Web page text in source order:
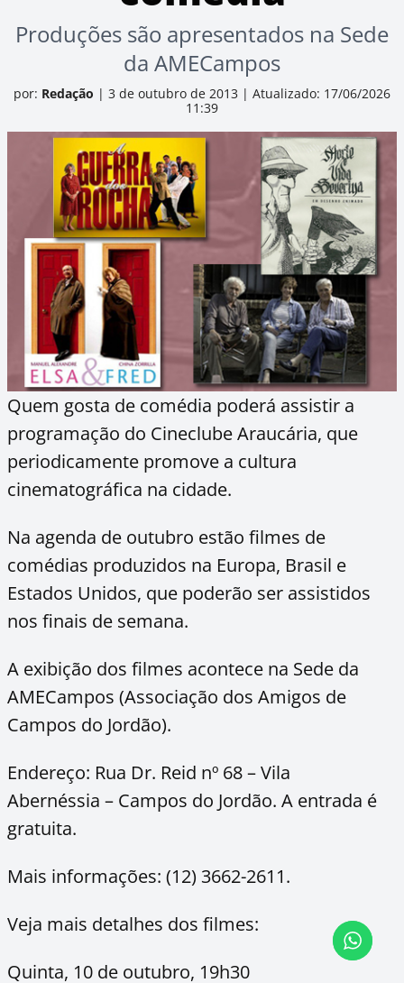
Produções são apresentados na Sede
da AMECampos
por: Redação | 3 de outubro de 2013 | Atualizado: 17/06/2026
11:39
Quem gosta de comédia poderá assistir a
programação do Cineclube Araucária, que
periodicamente promove a cultura
cinematográfica na cidade.
Na agenda de outubro estão filmes de
comédias produzidos na Europa, Brasil e
Estados Unidos, que poderão ser assistidos
nos finais de semana.
A exibição dos filmes acontece na Sede da
AMECampos (Associação dos Amigos de
Campos do Jordão).
Endereço: Rua Dr. Reid nº 68 – Vila
Abernéssia – Campos do Jordão. A entrada é
gratuita.
Mais informações: (12) 3662-2611.
Veja mais detalhes dos filmes:
Quinta, 10 de outubro, 19h30